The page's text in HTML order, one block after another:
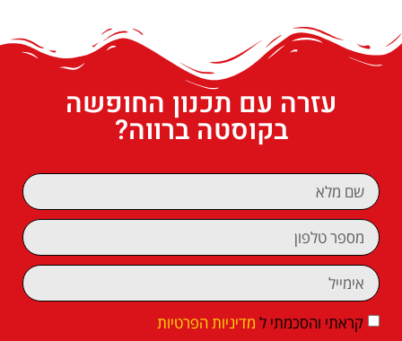
עזרה עם תכנון החופשה
בקוסטה ברווה?
קראתי והסכמתי ל מדיניות הפרטיות